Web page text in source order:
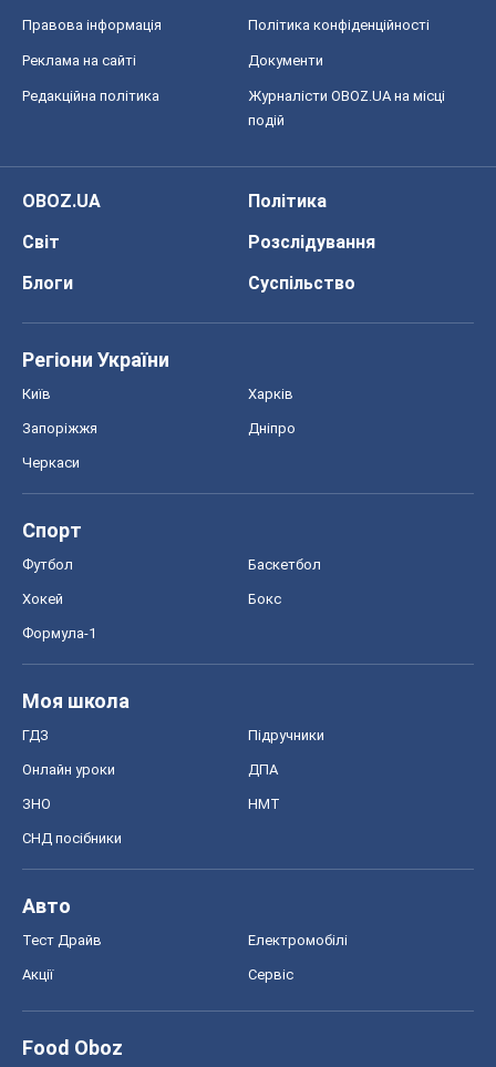
Правова інформація Політика конфіденційності
Реклама на сайті Документи
Редакційна політика
Журналісти OBOZ.UA на місці
подій
OBOZ.UA
Політика
Світ
Розслідування
Блоги
Суспільство
Регіони України
Київ Харків
Запоріжжя Дніпро
Черкаси
Спорт
Футбол Баскетбол
Хокей Бокс
Формула-1
Моя школа
ГДЗ Підручники
Онлайн уроки ДПА
ЗНО НМТ
СНД посібники
Авто
Тест Драйв Електромобілі
Акції Сервіс
Food Oboz